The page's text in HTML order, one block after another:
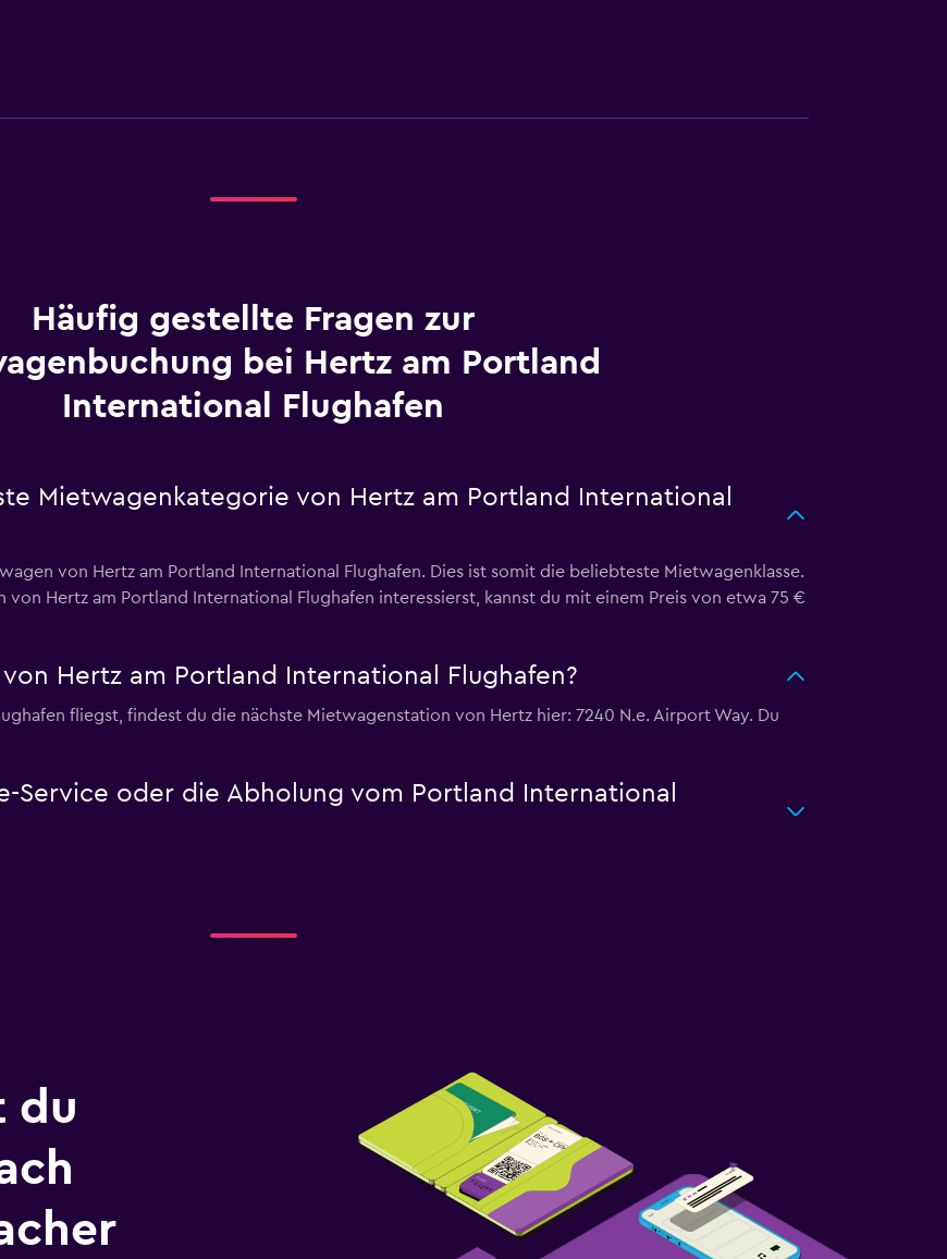
Häufig gestellte Fragen zur
bei Hertz am Portland
International Flughafen
Mietwagenkategorie von Hertz am Portland International
von Hertz am Portland International Flughafen. Dies ist somit die beliebteste Mietwagenklasse.
von Hertz am Portland International Flughafen interessierst, kannst du mit einem Preis von etwa 75 €
Hertz am Portland International Flughafen?
fliegst, findest du die nächste Mietwagenstation von Hertz hier: 7240 N.e. Airport Way. Du
Service oder die Abholung vom Portland International
du